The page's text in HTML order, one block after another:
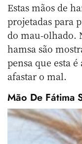
Estas mãos de
projetadas para
do mau-olhado.
hamsa são
pensa que esta
afastar o mal.
Mão De Fátima